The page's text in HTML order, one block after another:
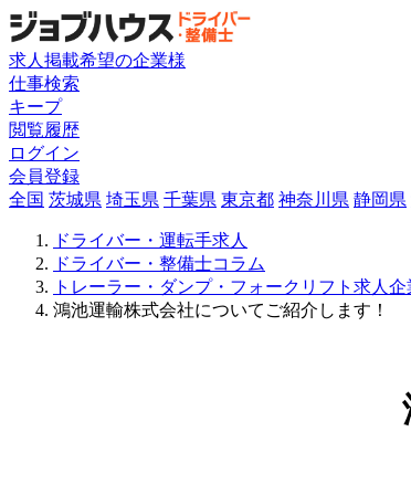
求人掲載希望の企業様
仕事検索
キープ
閲覧履歴
ログイン
会員登録
全国 茨城県 埼玉県 千葉県 東京都 神奈川県 静岡県
ドライバー・運転手求人
ドライバー・整備士コラム
トレーラー・ダンプ・フォークリフト求人
鴻池運輸株式会社についてご紹介します！